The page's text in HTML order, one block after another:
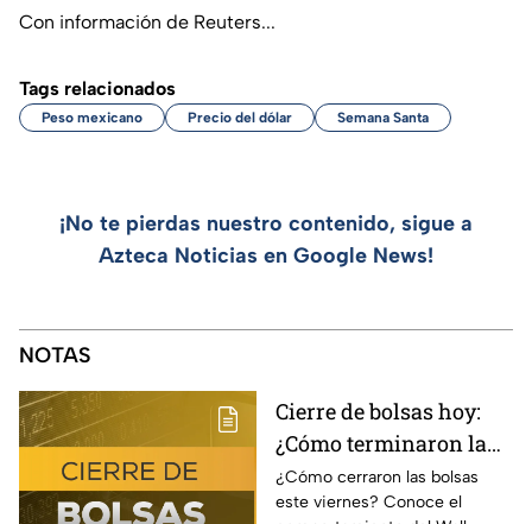
Con información de Reuters...
Tags relacionados
Peso mexicano Precio del dólar Semana Santa
¡No te pierdas nuestro contenido, sigue a
Azteca Noticias en Google News!
NOTAS
Cierre de bolsas hoy:
¿Cómo terminaron la
BMV y el Wall Street
hoy 7 de agosto
¿Cómo cerraron las bolsas
este viernes? Conoce el